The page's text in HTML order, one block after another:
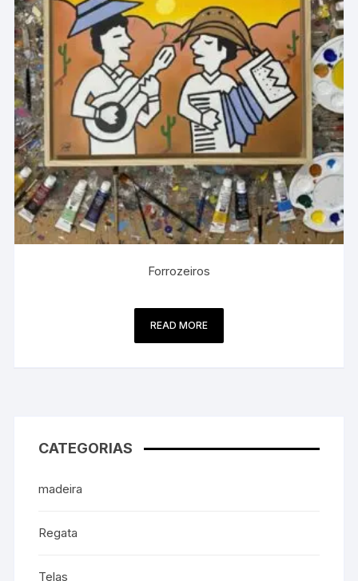
Forrozeiros
READ MORE
CATEGORIAS
madeira
Regata
Telas